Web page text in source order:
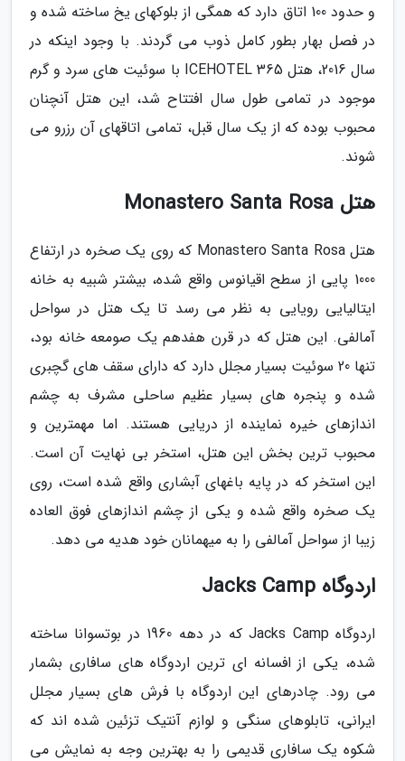
و حدود 100 اتاق دارد که همگی از بلوکهای یخ ساخته شده و
در فصل بهار بطور کامل ذوب می گردند. با وجود اینکه در
سال 2016، هتل ICEHOTEL 365 با سوئیت های سرد و گرم
موجود در تمامی طول سال افتتاح شد، این هتل آنچنان
محبوب بوده که از یک سال قبل، تمامی اتاقهای آن رزرو می
شوند.
هتل Monastero Santa Rosa
هتل Monastero Santa Rosa که روی یک صخره در ارتفاع
1000 پایی از سطح اقیانوس واقع شده، بیشتر شبیه به خانه
ایتالیایی رویایی به نظر می رسد تا یک هتل در سواحل
آمالفی. این هتل که در قرن هفدهم یک صومعه خانه بود،
تنها 20 سوئیت بسیار مجلل دارد که دارای سقف های گچبری
شده و پنجره های بسیار عظیم ساحلی مشرف به چشم
اندازهای خیره نماینده از دریایی هستند. اما مهمترین و
محبوب ترین بخش این هتل، استخر بی نهایت آن است.
این استخر که در پایه باغهای آبشاری واقع شده است، روی
یک صخره واقع شده و یکی از چشم اندازهای فوق العاده
زیبا از سواحل آمالفی را به میهمانان خود هدیه می دهد.
اردوگاه Jacks Camp
اردوگاه Jacks Camp که در دهه 1960 در بوتسوانا ساخته
شده، یکی از افسانه ای ترین اردوگاه های سافاری بشمار
می رود. چادرهای این اردوگاه با فرش های بسیار مجلل
ایرانی، تابلوهای سنگی و لوازم آنتیک تزئین شده اند که
شکوه یک سافاری قدیمی را به بهترین وجه به نمایش می